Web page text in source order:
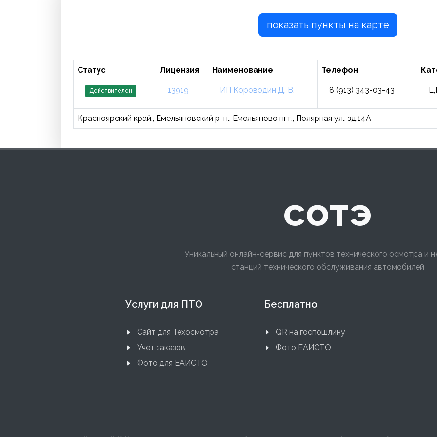
показать пункты на карте
Статус Лицензия Наименование Телефон
Действителен 13919 ИП Короводин Д. В. 8 (913) 343-03-43
Красноярский край., Емельяновский р-н., Емельяново пгт., Полярная ул., зд.14А
сотэ
Уникальный онлайн-сервис для пунктов технического осмотра и
станций технического обслуживания автомобилей
Услуги для ПТО
Сайт для Техосмотра
Учет заказов
Фото для ЕАИСТО
Бесплатно
QR на госпошлину
Фото ЕАИСТО